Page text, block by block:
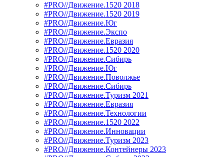
#PRO//Движение.1520 2018
#PRO//Движение.1520 2019
#PRO//Движение.Юг
#PRO//Движение.Экспо
#PRO//Движение.Евразия
#PRO//Движение.1520 2020
#PRO//Движение.Сибирь
#PRO//Движение.Юг
#PRO//Движение.Поволжье
#PRO//Движение.Сибирь
#PRO//Движение.Туризм 2021
#PRO//Движение.Евразия
#PRO//Движение.Технологии
#PRO//Движение.1520 2022
#PRO//Движение.Инновации
#PRO//Движение.Туризм 2023
#PRO//Движение.Контейнеры 2023